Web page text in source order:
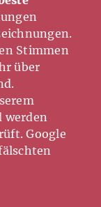
Stimmen
über
Google